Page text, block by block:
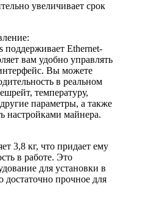
увеличивает срок
Ethernet-
вам удобно управлять
Вы можете
в реальном
температуру,
параметры, а также
настройками майнера.
3,8 кг, что придает ему
в работе. Это
для установки в
прочное для